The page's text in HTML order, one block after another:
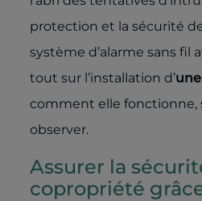
protection et la sécurité
système d’alarme sans fil
tout sur l’installation d’
comment elle fonctionne,
observer.
Assurer la
copropriété